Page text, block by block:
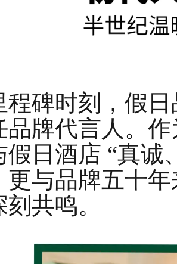
程碑时刻，假
品牌代言人。
假日酒店 “真诚
更与品牌五十
共鸣。